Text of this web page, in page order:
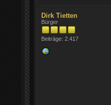
Dirk Tietten
Bürger
Beiträge: 2.417